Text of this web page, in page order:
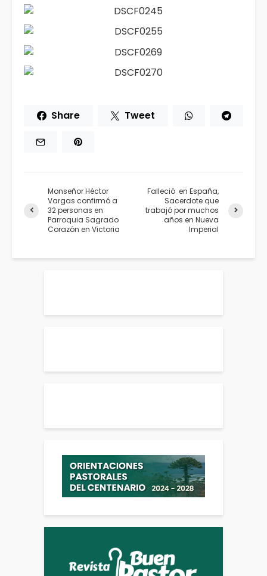
Share Tweet
Monseñor Héctor
Vargas confirmó a
32 personas en
Parroquia Sagrado
Corazón en Victoria
Falleció en España,
Sacerdote que
trabajó por muchos
años en Nueva
Imperial